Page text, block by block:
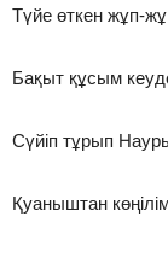
Түйе өткен жұп-
Бақыт құсым
Сүйіп тұрып
Қуаныштан